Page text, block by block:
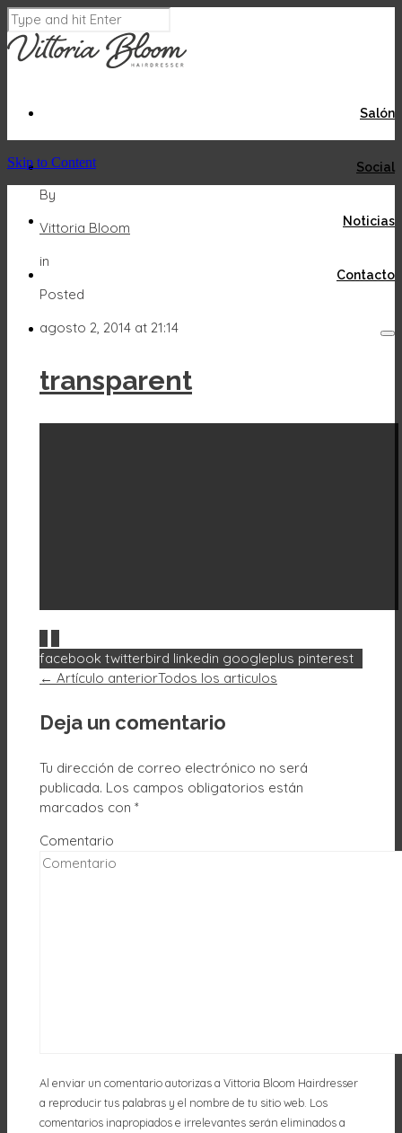
Salón
Social
Noticias
Contacto
Skip to Content
By
Vittoria Bloom
in
Posted
agosto 2, 2014 at 21:14
transparent
facebook twitterbird linkedin googleplus pinterest
← Artículo anteriorTodos los articulos
Deja un comentario
Tu dirección de correo electrónico no será
publicada. Los campos obligatorios están
marcados con *
Comentario
Al enviar un comentario autorizas a Vittoria Bloom Hairdresser
a reproducir tus palabras y el nombre de tu sitio web. Los
comentarios inapropiados e irrelevantes serán eliminados a